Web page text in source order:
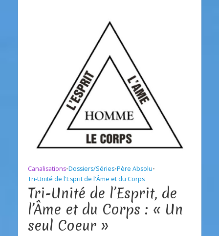
Canalisations•Dossiers/Séries•Père Absolu•
Tri-Unité de l'Esprit de l'Âme et du Corps
Tri-Unité de l’Esprit, de
l’Âme et du Corps : « Un
seul Coeur »